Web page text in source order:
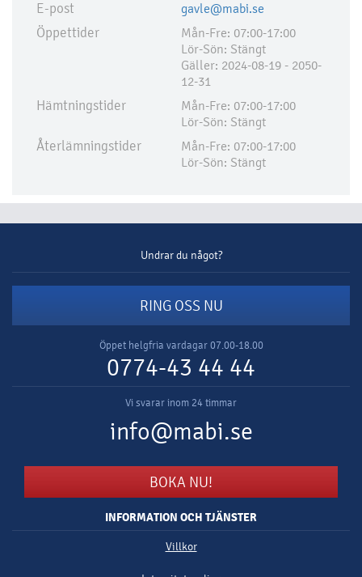
E-post gavle@mabi.se
Öppettider
Mån-Fre: 07:00-17:00
Lör-Sön: Stängt
Gäller: 2024-08-19 - 2050-
12-31
Hämtningstider
Mån-Fre: 07:00-17:00
Lör-Sön: Stängt
Återlämningstider
Mån-Fre: 07:00-17:00
Lör-Sön: Stängt
Undrar du något?
RING OSS NU
Öppet helgfria vardagar 07.00-18.00
0774-43 44 44
Vi svarar inom 24 timmar
info@mabi.se
BOKA NU!
INFORMATION OCH TJÄNSTER
Villkor